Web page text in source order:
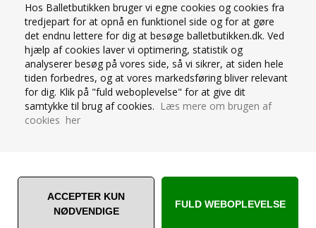
Hos Balletbutikken bruger vi egne cookies og cookies fra
tredjepart for at opnå en funktionel side og for at gøre
det endnu lettere for dig at besøge balletbutikken.dk. Ved
hjælp af cookies laver vi optimering, statistik og
analyserer besøg på vores side, så vi sikrer, at siden hele
tiden forbedres, og at vores markedsføring bliver relevant
for dig. Klik på "fuld weboplevelse" for at give dit
samtykke til brug af cookies. Læs mere om brugen af
cookies her
CG19-BLK V720W-TERRA-BLK